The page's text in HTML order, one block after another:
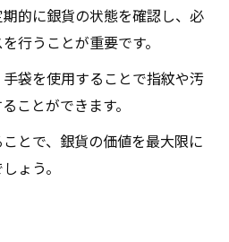
的に銀貨の状態を確認し、必
行うことが重要です。
袋を使用することで指紋や汚
ことができます。
とで、銀貨の価値を最大限に
ょう。